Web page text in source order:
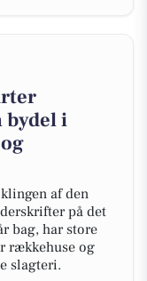
bydel i
af den
på det
bag, har store
rækkehuse og
slagteri.